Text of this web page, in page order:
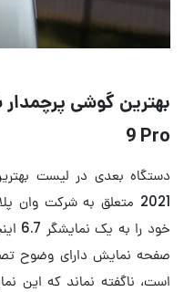
9 Pro
2021 متعلق به شرکت